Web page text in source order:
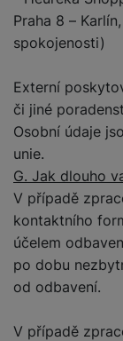
Praha 8 –
spokojenosti)
Externí
či jiné
Osobní údaje
unie.
G. Jak dlouho
V případě
kontaktního
účelem
po dobu
od odbavení.
V případě